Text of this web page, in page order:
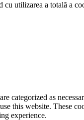
utilizarea a totală a
as
this website. These
experience.